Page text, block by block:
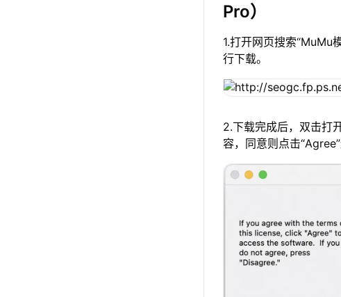
Pro）
1.打开网页搜索“MuMu
行下载。
2.下载完成后，双击打
容，同意则点击“Agree”